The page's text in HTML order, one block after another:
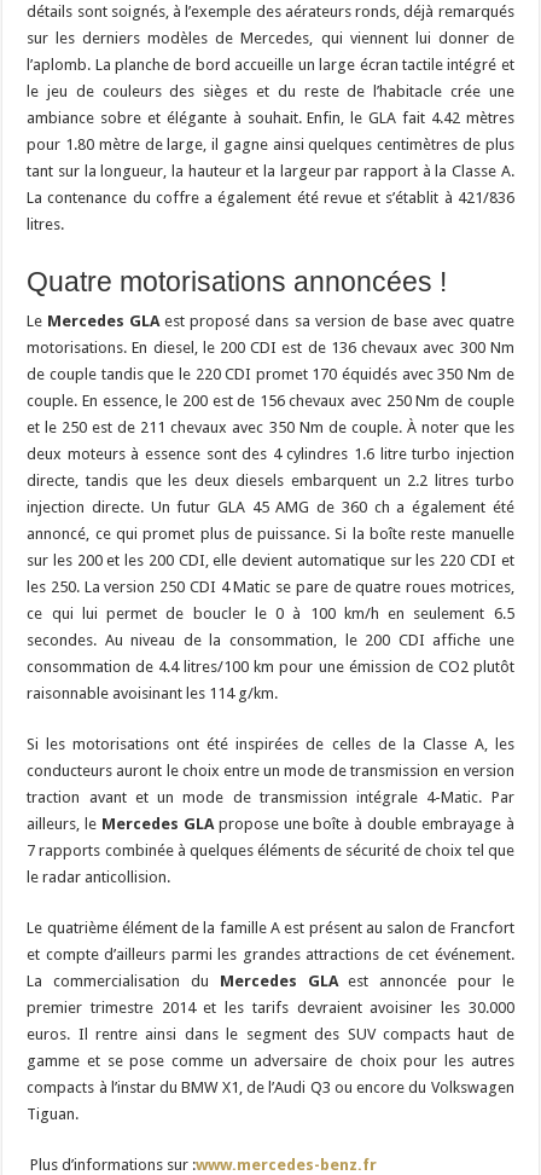
détails sont soignés, à l’exemple des aérateurs ronds, déjà remarqués
sur les derniers modèles de Mercedes, qui viennent lui donner de
l’aplomb. La planche de bord accueille un large écran tactile intégré et
le jeu de couleurs des sièges et du reste de l’habitacle crée une
ambiance sobre et élégante à souhait. Enfin, le GLA fait 4.42 mètres
pour 1.80 mètre de large, il gagne ainsi quelques centimètres de plus
tant sur la longueur, la hauteur et la largeur par rapport à la Classe A.
La contenance du coffre a également été revue et s’établit à 421/836
litres.
Quatre motorisations annoncées !
Le Mercedes GLA est proposé dans sa version de base avec quatre
motorisations. En diesel, le 200 CDI est de 136 chevaux avec 300 Nm
de couple tandis que le 220 CDI promet 170 équidés avec 350 Nm de
couple. En essence, le 200 est de 156 chevaux avec 250 Nm de couple
et le 250 est de 211 chevaux avec 350 Nm de couple. À noter que les
deux moteurs à essence sont des 4 cylindres 1.6 litre turbo injection
directe, tandis que les deux diesels embarquent un 2.2 litres turbo
injection directe. Un futur GLA 45 AMG de 360 ch a également été
annoncé, ce qui promet plus de puissance. Si la boîte reste manuelle
sur les 200 et les 200 CDI, elle devient automatique sur les 220 CDI et
les 250. La version 250 CDI 4 Matic se pare de quatre roues motrices,
ce qui lui permet de boucler le 0 à 100 km/h en seulement 6.5
secondes. Au niveau de la consommation, le 200 CDI affiche une
consommation de 4.4 litres/100 km pour une émission de CO2 plutôt
raisonnable avoisinant les 114 g/km.
Si les motorisations ont été inspirées de celles de la Classe A, les
conducteurs auront le choix entre un mode de transmission en version
traction avant et un mode de transmission intégrale 4-Matic. Par
ailleurs, le Mercedes GLApropose une boîte à double embrayage à
7 rapports combinée à quelques éléments de sécurité de choix tel que
le radar anticollision.
Le quatrième élément de la famille A est présent au salon de Francfort
et compte d’ailleurs parmi les grandes attractions de cet événement.
La commercialisation du Mercedes GLAest annoncée pour le
premier trimestre 2014 et les tarifs devraient avoisiner les 30.000
euros. Il rentre ainsi dans le segment des SUV compacts haut de
gamme et se pose comme un adversaire de choix pour les autres
compacts à l’instar du BMW X1, de l’Audi Q3 ou encore du Volkswagen
Tiguan.
Plus d’informations sur :www.mercedes-benz.fr